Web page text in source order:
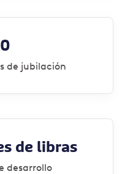
de jubilación
de libras
desarrollo